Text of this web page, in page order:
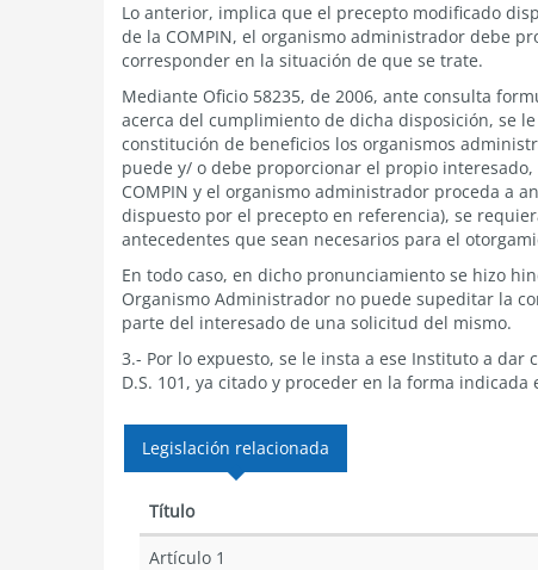
Lo anterior, implica que el precepto modificado
de la COMPIN, el organismo administrador debe
corresponder en la situación de que se trate.
Mediante Oficio 58235, de 2006, ante consulta
acerca del cumplimiento de dicha disposición, se
constitución de beneficios los organismos
puede y/ o debe proporcionar el propio
COMPIN y el organismo administrador proceda a
dispuesto por el precepto en referencia), se
antecedentes que sean necesarios para el
En todo caso, en dicho pronunciamiento se hizo
Organismo Administrador no puede supeditar la
parte del interesado de una solicitud del mismo.
3.- Por lo expuesto, se le insta a ese Instituto a
D.S. 101, ya citado y proceder en la forma indicada
Legislación relacionada
Título
Artículo 1